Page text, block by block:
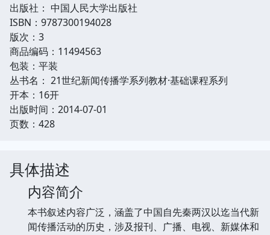
出版社： 中国人民大学出版社
ISBN：9787300194028
版次：3
商品编码：11494563
包装：平装
丛书名： 21世纪新闻传播学系列教材·基础课程系列
开本：16开
出版时间：2014-07-01
页数：428
具体描述
内容简介
本书叙述内容广泛，涵盖了中国自先秦两汉以迄当代新
闻传播活动的历史，涉及报刊、广播、电视、新媒体和